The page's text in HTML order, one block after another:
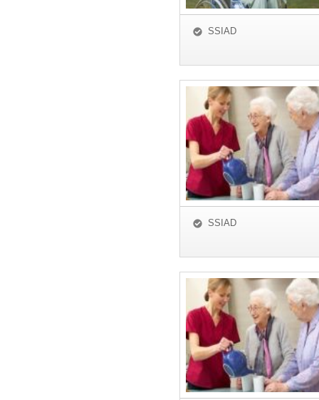
SSIAD
SSIAD